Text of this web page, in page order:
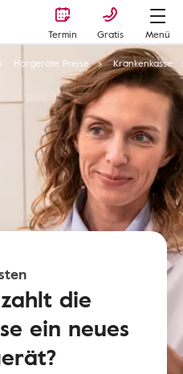
Termin Gratis
Menü
Hörgeräte Preise Krankenkasse
die
ein neues